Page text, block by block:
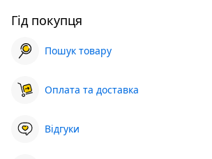
Гід покупця
Пошук товару
Оплата та доставка
Відгуки